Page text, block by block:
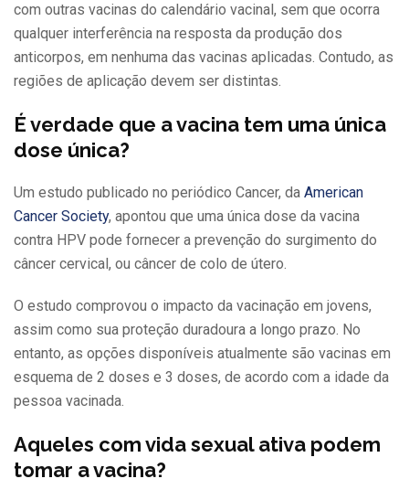
com outras vacinas do calendário vacinal, sem que ocorra
qualquer interferência na resposta da produção dos
anticorpos, em nenhuma das vacinas aplicadas. Contudo, as
regiões de aplicação devem ser distintas.
É verdade que a vacina tem uma única
dose única?
Um estudo publicado no periódico Cancer, da American
Cancer Society, apontou que uma única dose da vacina
contra HPV pode fornecer a prevenção do surgimento do
câncer cervical, ou câncer de colo de útero.
O estudo comprovou o impacto da vacinação em jovens,
assim como sua proteção duradoura a longo prazo. No
entanto, as opções disponíveis atualmente são vacinas em
esquema de 2 doses e 3 doses, de acordo com a idade da
pessoa vacinada.
Aqueles com vida sexual ativa podem
tomar a vacina?